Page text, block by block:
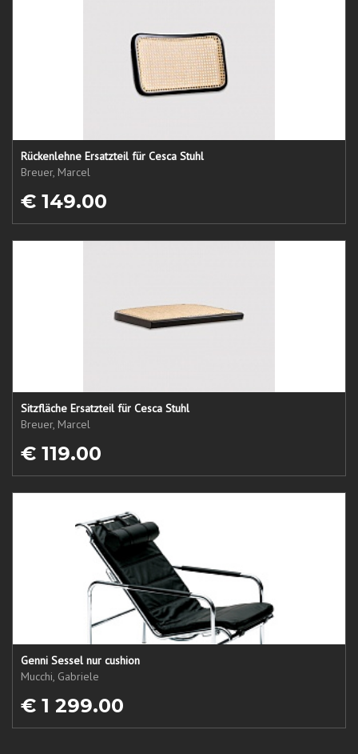
Rückenlehne Ersatzteil für Cesca Stuhl
Breuer, Marcel
€ 149.00
Sitzfläche Ersatzteil für Cesca Stuhl
Breuer, Marcel
€ 119.00
Genni Sessel nur cushion
Mucchi, Gabriele
€ 1 299.00